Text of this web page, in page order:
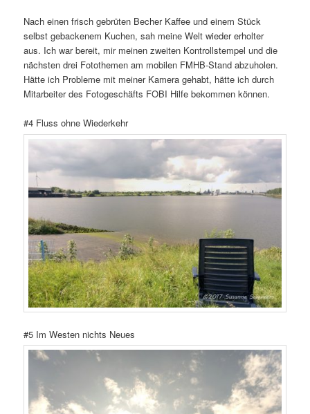
Nach einen frisch gebrüten Becher Kaffee und einem Stück
selbst gebackenem Kuchen, sah meine Welt wieder erholter
aus. Ich war bereit, mir meinen zweiten Kontrollstempel und die
nächsten drei Fotothemen am mobilen FMHB-Stand abzuholen.
Hätte ich Probleme mit meiner Kamera gehabt, hätte ich durch
Mitarbeiter des Fotogeschäfts FOBI Hilfe bekommen können.
#4 Fluss ohne Wiederkehr
#5 Im Westen nichts Neues